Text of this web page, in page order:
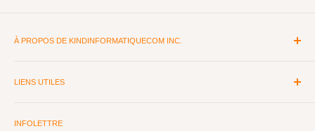
À PROPOS DE KINDINFORMATIQUECOM INC.
informatique et la réparation d'ordinateurs. Montage d'ordinateurs
INFOLETTRE
LIENS UTILES
NOS SERVICES